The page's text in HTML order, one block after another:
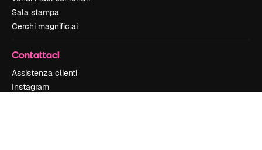
Sala stampa
Cerchi magnific.ai
Contattaci
Assistenza clienti
Instagram